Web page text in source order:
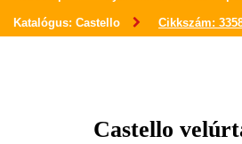
Katalógus: Castello Cikkszám:
Castello